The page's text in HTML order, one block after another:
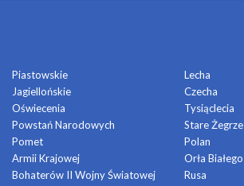
Piastowskie
Jagiellońskie
Oświecenia
Powstań Narodowych
Pomet
Armii Krajowej
Bohaterów II Wojny Światowej
Lecha
Czecha
Tysiąclecia
Stare Żegrze
Polan
Orła Białego
Rusa